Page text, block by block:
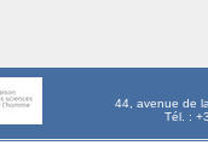
44, avenue de
Tél. :